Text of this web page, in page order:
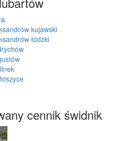
kujawski
łódzki
cennik świdnik